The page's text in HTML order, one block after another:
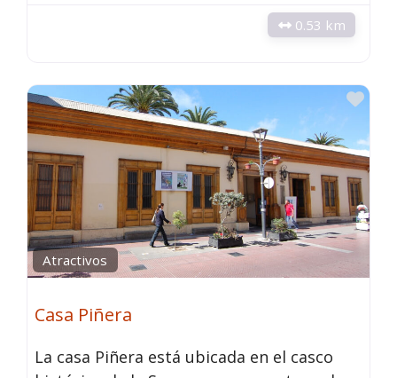
0.53 km
Atractivos
Casa Piñera
La casa Piñera está ubicada en el casco